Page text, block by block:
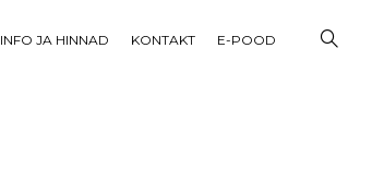
INFO JA HINNAD KONTAKT E-POOD